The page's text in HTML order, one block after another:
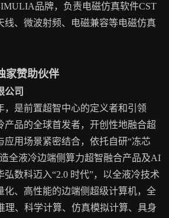
品牌，负责电磁仿真软件CST
线、微波射频、电磁兼容等电磁仿真
家赞助伙伴
公司
，是前置超智中心的定义者和引领
产品的全球首发者，开创性地融合超
应用场景紧密结合，依托自研“冻芯
全液冷边端侧算力超智融合产品及AI
弘数科迈入“2.0 时代”，以全液冷技术
化、高性能的边端侧超级计算机，全
理、科学计算、仿真模拟计算、具身